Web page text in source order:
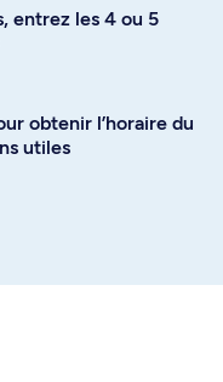
entrez les 4 ou 5
obtenir l’horaire du
utiles